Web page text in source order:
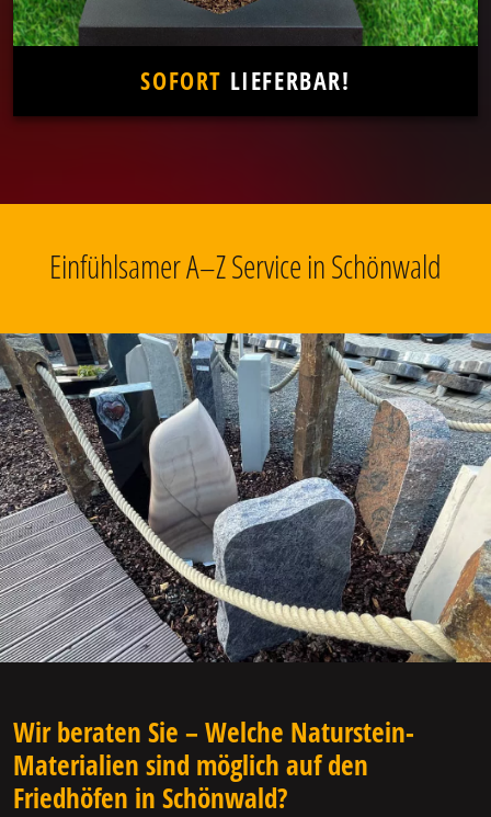
SOFORT LIEFERBAR!
Einfühlsamer A–Z Service in Schönwald
Wir beraten Sie – Welche Naturstein-
Materialien sind möglich auf den
Friedhöfen in Schönwald?